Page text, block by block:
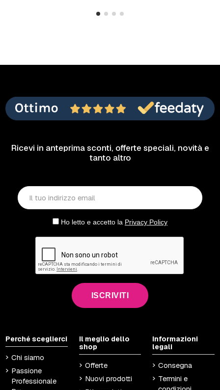
Ricevi in anteprima sconti, offerte speciali, novità e
tanto altro
Ho letto e accetto la Privacy Policy
ISCRIVITI
Perché sceglierci
Chi siamo
Passione
Professionale
Il meglio dello
shop
Offerte
Nuovi prodotti
Informazioni
legali
Consegna
Termini e